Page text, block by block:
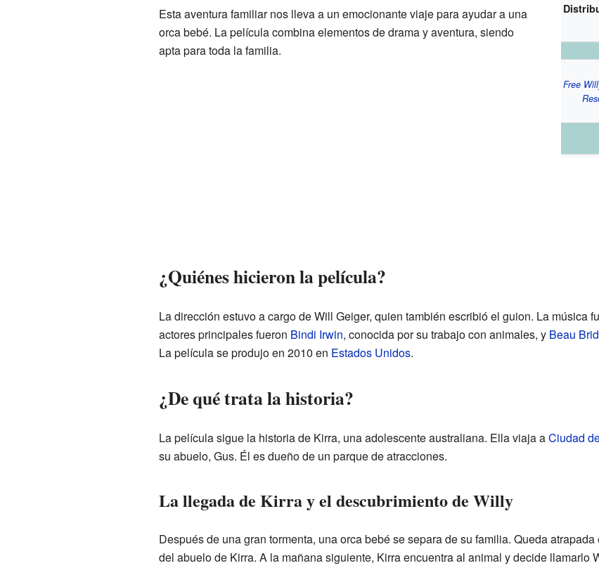
Free
Esta aventura familiar nos lleva a un emocionante viaje para ayudar a una
orca bebé. La película combina elementos de drama y aventura, siendo
apta para toda la familia.
¿Quiénes hicieron la película?
La dirección estuvo a cargo de Will Geiger, quien también escribió el guion. La música
actores principales fueron Bindi Irwin, conocida por su trabajo con animales, y Beau
La película se produjo en 2010 en Estados Unidos.
¿De qué trata la historia?
La película sigue la historia de Kirra, una adolescente australiana. Ella viaja aCiudad
su abuelo, Gus. Él es dueño de un parque de atracciones.
La llegada de Kirra y el descubrimiento de Willy
Después de una gran tormenta, una orca bebé se separa de su familia. Queda
del abuelo de Kirra. A la mañana siguiente, Kirra encuentra al animal y decide llamarlo